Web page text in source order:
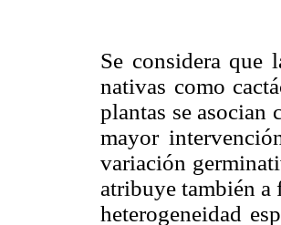
Se considera que
nativas como
plantas se asocian
mayor
variación
atribuye también
heterogeneidad